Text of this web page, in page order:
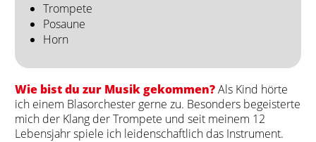
Trompete
Posaune
Horn
Wie bist du zur Musik gekommen?Als Kind hörte
ich einem Blasorchester gerne zu. Besonders begeisterte
mich der Klang der Trompete und seit meinem 12
Lebensjahr spiele ich leidenschaftlich das Instrument.